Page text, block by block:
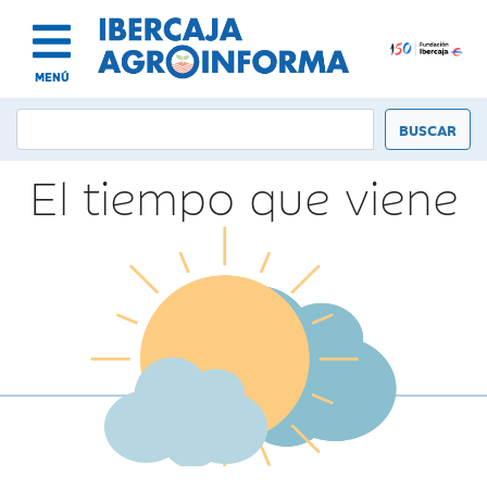
MENÚ
El tiempo que viene